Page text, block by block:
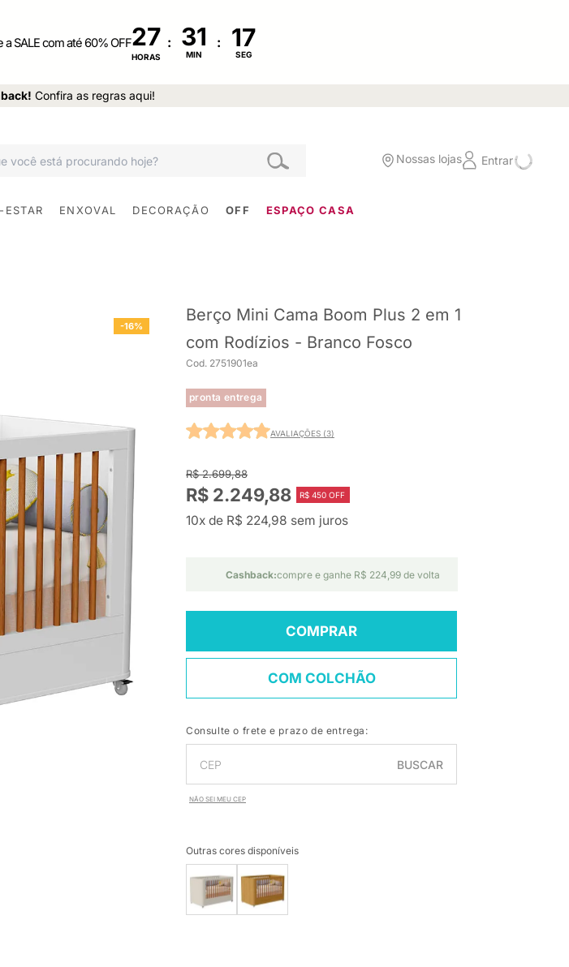
a SALE com até 60% OFF27
HORAS
:
MIN
:
SEG
Confira as regras aqui!
Nossas lojas Entrar
ESTAR ENXOVAL DECORAÇÃO OFF ESPAÇO CASA
-16%
Berço Mini Cama Boom Plus 2 em 1
com Rodízios - Branco Fosco
Cod. 2751901ea
pronta entrega
AVALIAÇÕES (3)
R$ 2.699,88
R$ 2.249,88 R$ 450 OFF
10x de R$ 224,98 sem juros
Cashback:compre e ganhe R$ 224,99 de volta
COMPRAR
COM COLCHÃO
Consulte o frete e prazo de entrega:
BUSCAR
NÃO SEI MEU CEP
Outras cores disponíveis